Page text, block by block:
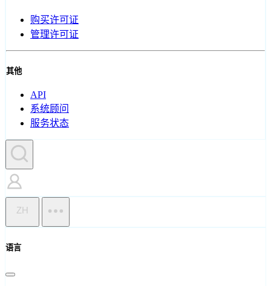
购买许可证
管理许可证
其他
API
系统顾问
服务状态
ZH
语言